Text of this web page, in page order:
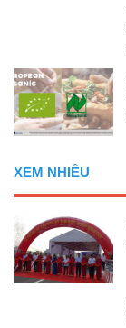
XEM NHIỀU